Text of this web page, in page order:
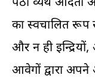
का स्वचालित
और न ही
आवेगों द्वारा